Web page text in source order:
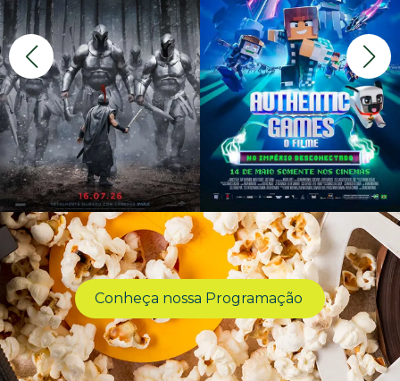
Conheça nossa Programação